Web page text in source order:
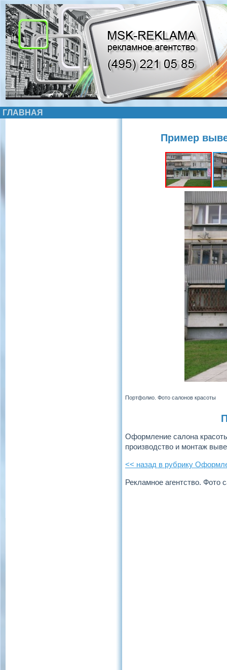
ГЛАВНАЯ
Пример
Портфолио. Фото салонов красоты
Оформление салона
производство и монтаж
<< назад в рубрику
Рекламное агентство. Фото